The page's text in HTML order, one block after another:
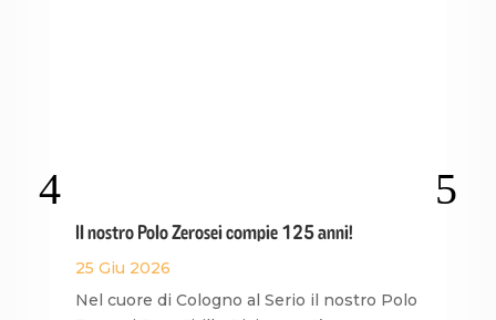
Il nostro Polo Zerosei compie 125 anni!
25 Giu 2026
Nel cuore di Cologno al Serio il nostro Polo